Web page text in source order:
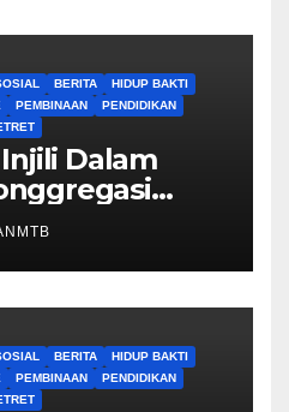
BERITA
HIDUP BAKTI
PEMBINAAN
PENDIDIKAN
Dalam
Bernoda
BERITA
HIDUP BAKTI
PEMBINAAN
PENDIDIKAN